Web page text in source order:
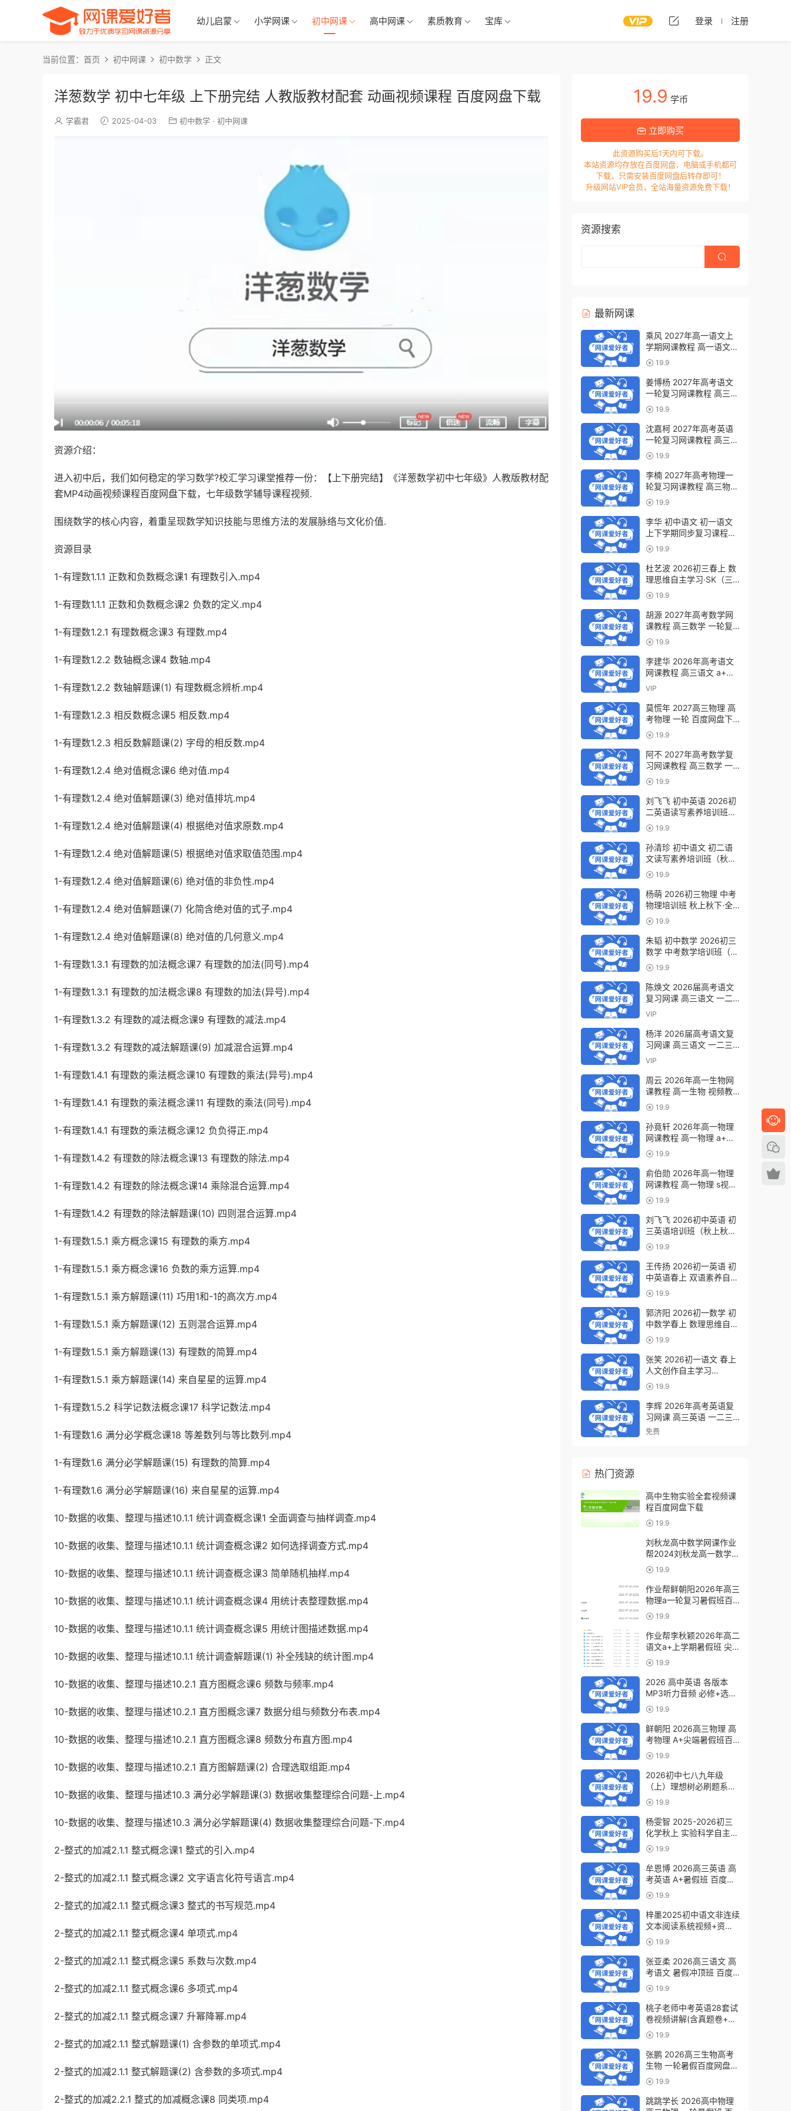
幼儿启蒙 小学网课 初中网课 高中网课 素质教育 宝库 登录 注册
当前位置： 首页 初中网课 初中数学 正文
洋葱数学 初中七年级 上下册完结 人教版教材配套 动画视频课程 百度网盘下载
学霸君 2025-04-03 初中数学 · 初中网课
资源介绍：
进入初中后，我们如何稳定的学习数学?校汇学习课堂推荐一份：【上下册完结】《洋葱数学初中七年级》人教版教材配
套MP4动画视频课程百度网盘下载，七年级数学辅导课程视频.
围绕数学的核心内容，着重呈现数学知识技能与思维方法的发展脉络与文化价值.
资源目录
1-有理数1.1.1 正数和负数概念课1 有理数引入.mp4
1-有理数1.1.1 正数和负数概念课2 负数的定义.mp4
1-有理数1.2.1 有理数概念课3 有理数.mp4
1-有理数1.2.2 数轴概念课4 数轴.mp4
1-有理数1.2.2 数轴解题课(1) 有理数概念辨析.mp4
1-有理数1.2.3 相反数概念课5 相反数.mp4
1-有理数1.2.3 相反数解题课(2) 字母的相反数.mp4
1-有理数1.2.4 绝对值概念课6 绝对值.mp4
1-有理数1.2.4 绝对值解题课(3) 绝对值排坑.mp4
1-有理数1.2.4 绝对值解题课(4) 根据绝对值求原数.mp4
1-有理数1.2.4 绝对值解题课(5) 根据绝对值求取值范围.mp4
1-有理数1.2.4 绝对值解题课(6) 绝对值的非负性.mp4
1-有理数1.2.4 绝对值解题课(7) 化简含绝对值的式子.mp4
1-有理数1.2.4 绝对值解题课(8) 绝对值的几何意义.mp4
1-有理数1.3.1 有理数的加法概念课7 有理数的加法(同号).mp4
1-有理数1.3.1 有理数的加法概念课8 有理数的加法(异号).mp4
1-有理数1.3.2 有理数的减法概念课9 有理数的减法.mp4
1-有理数1.3.2 有理数的减法解题课(9) 加减混合运算.mp4
1-有理数1.4.1 有理数的乘法概念课10 有理数的乘法(异号).mp4
1-有理数1.4.1 有理数的乘法概念课11 有理数的乘法(同号).mp4
1-有理数1.4.1 有理数的乘法概念课12 负负得正.mp4
1-有理数1.4.2 有理数的除法概念课13 有理数的除法.mp4
1-有理数1.4.2 有理数的除法概念课14 乘除混合运算.mp4
1-有理数1.4.2 有理数的除法解题课(10) 四则混合运算.mp4
1-有理数1.5.1 乘方概念课15 有理数的乘方.mp4
1-有理数1.5.1 乘方概念课16 负数的乘方运算.mp4
1-有理数1.5.1 乘方解题课(11) 巧用1和-1的高次方.mp4
1-有理数1.5.1 乘方解题课(12) 五则混合运算.mp4
1-有理数1.5.1 乘方解题课(13) 有理数的简算.mp4
1-有理数1.5.1 乘方解题课(14) 来自星星的运算.mp4
1-有理数1.5.2 科学记数法概念课17 科学记数法.mp4
1-有理数1.6 满分必学概念课18 等差数列与等比数列.mp4
1-有理数1.6 满分必学解题课(15) 有理数的简算.mp4
1-有理数1.6 满分必学解题课(16) 来自星星的运算.mp4
10-数据的收集、整理与描述10.1.1 统计调查概念课1 全面调查与抽样调查.mp4
10-数据的收集、整理与描述10.1.1 统计调查概念课2 如何选择调查方式.mp4
10-数据的收集、整理与描述10.1.1 统计调查概念课3 简单随机抽样.mp4
10-数据的收集、整理与描述10.1.1 统计调查概念课4 用统计表整理数据.mp4
10-数据的收集、整理与描述10.1.1 统计调查概念课5 用统计图描述数据.mp4
10-数据的收集、整理与描述10.1.1 统计调查解题课(1) 补全残缺的统计图.mp4
10-数据的收集、整理与描述10.2.1 直方图概念课6 频数与频率.mp4
10-数据的收集、整理与描述10.2.1 直方图概念课7 数据分组与频数分布表.mp4
10-数据的收集、整理与描述10.2.1 直方图概念课8 频数分布直方图.mp4
10-数据的收集、整理与描述10.2.1 直方图解题课(2) 合理选取组距.mp4
10-数据的收集、整理与描述10.3 满分必学解题课(3) 数据收集整理综合问题-上.mp4
10-数据的收集、整理与描述10.3 满分必学解题课(4) 数据收集整理综合问题-下.mp4
2-整式的加减2.1.1 整式概念课1 整式的引入.mp4
2-整式的加减2.1.1 整式概念课2 文字语言化符号语言.mp4
2-整式的加减2.1.1 整式概念课3 整式的书写规范.mp4
2-整式的加减2.1.1 整式概念课4 单项式.mp4
2-整式的加减2.1.1 整式概念课5 系数与次数.mp4
2-整式的加减2.1.1 整式概念课6 多项式.mp4
2-整式的加减2.1.1 整式概念课7 升幂降幂.mp4
2-整式的加减2.1.1 整式解题课(1) 含参数的单项式.mp4
2-整式的加减2.1.1 整式解题课(2) 含参数的多项式.mp4
2-整式的加减2.2.1 整式的加减概念课8 同类项.mp4
19.9 学币
立即购买
此资源购买后1天内可下载。
本站资源均存放在百度网盘，电脑或手机都可
下载，只需安装百度网盘后转存即可！
升级网站VIP会员，全站海量资源免费下载！
资源搜索
最新网课
乘风 2027年高一语文上
学期网课教程 高一语文
暑假班视频教程 百度网盘
下载
19.9
姜博杨 2027年高考语文
一轮复习网课教程 高三语
文 上学期暑假班视频教程
百度网盘下载
19.9
沈嘉柯 2027年高考英语
一轮复习网课教程 高三英
语 上学期暑假班视频教程
百度网盘下载
19.9
李楠 2027年高考物理一
轮复习网课教程 高三物理
上学期暑假班视频教程 百
度网盘下载
19.9
李华 初中语文 初一语文
上下学期同步复习课程
（34讲带讲义、练习）百
度网盘下载
19.9
杜艺波 2026初三春上 数
理思维自主学习·SK（三
期）百度网盘下载
19.9
胡源 2027年高考数学网
课教程 高三数学 一轮复
习暑假班视频教程 百度网
盘下载
19.9
李建华 2026年高考语文
网课教程 高三语文 a+二
三轮复习视频教程 百度网
VIP
莫慌年 2027高三物理 高
考物理 一轮 百度网盘下
载 19.9
阿不 2027年高考数学复
习网课教程 高三数学 一
轮复习视频教程 百度网盘
下载
19.9
刘飞飞 初中英语 2026初
二英语读写素养培训班
（秋上秋下·全国版·S）百
度网盘下载
19.9
孙清珍 初中语文 初二语
文读写素养培训班（秋上
秋下·全国版·A+）百度网
盘下载
19.9
杨萌 2026初三物理 中考
物理培训班 秋上秋下·全
国版·S 百度网盘下载
19.9
朱韬 初中数学 2026初三
数学 中考数学培训班（秋
上秋下·全国版·S）百度网
盘下载
19.9
陈焕文 2026届高考语文
复习网课 高三语文 一二
三轮视频课程全年班 百度
VIP
杨洋 2026届高考语文复
习网课 高三语文 一二三
轮视频教程全年班 百度网
VIP
周云 2026年高一生物网
课教程 高一生物 视频教
程下学期寒春班 百度网盘
下载
19.9
孙竟轩 2026年高一物理
网课教程 高一物理 a+视
频教程下学期寒春班 百度
网盘下载
19.9
俞伯勋 2026年高一物理
网课教程 高一物理 s视频
教程下学期寒春班 百度网
盘下载
19.9
刘飞飞 2026初中英语 初
三英语培训班（秋上秋下·
全国版·A+）百度网盘下
载
19.9
王传扬 2026初一英语 初
中英语春上 双语素养自主
学习·TY·A+（三期）百度
网盘下载
19.9
郭济阳 2026初一数学 初
中数学春上 数理思维自主
学习·BS（一期）百度网
盘下载
19.9
张笑 2026初一语文 春上
人文创作自主学习
·TY·S（一期）百度网盘下
载
19.9
李辉 2026年高考英语复
习网课 高三英语 一二三
轮视频课程全年班 百度网
免费
热门资源
高中生物实验全套视频课
程百度网盘下载
19.9
刘秋龙高中数学网课作业
帮2024刘秋龙高一数学
a+教程（暑假班+秋季
班）
19.9
作业帮鲜朝阳2026年高三
物理a一轮复习暑假班百
度网盘下载
19.9
作业帮李秋颖2026年高二
语文a+上学期暑假班 尖
端班百度网盘下载
19.9
2026 高中英语 各版本
MP3听力音频 必修+选修
6.07GB百度网盘下载
19.9
鲜朝阳 2026高三物理 高
考物理 A+尖端暑假班百
度网盘下载
19.9
2026初中七八九年级
（上）理想树必刷题系列
百度网盘下载
19.9
杨雯智 2025-2026初三
化学秋上 实验科学自主学
习·TY·S（3期）百度网盘
下载
19.9
牟恩博 2026高三英语 高
考英语 A+暑假班 百度网
盘下载
19.9
梓墨2025初中语文非连续
文本阅读系统视频+资料
(第六季)百度网盘下载
19.9
张亚柔 2026高三语文 高
考语文 暑假冲顶班 百度
网盘下载
19.9
桃子老师中考英语28套试
卷视频讲解(含真题卷+模
拟卷)百度网盘下载
19.9
张鹏 2026高三生物高考
生物 一轮暑假百度网盘下
载 19.9
跳跳学长 2026高中物理